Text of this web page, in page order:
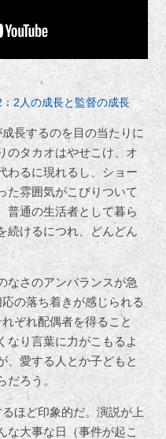
2人の成長と監督の成長
長するのを目の当たりに
のタカオはやせこけ、オ
わるに現れるし、ショー
た雰囲気がこびりついて
普通の生活者として暮ら
続けるにつれ、どんどん
なさのアンバランスが急
の落ち着きが感じられる
ぞれ配偶者を得ること
なり言葉に力がこもるよ
、愛する人とか子どもと
ろう。
ほど印象的だ。演説が上
な大事な日（事件が起こ